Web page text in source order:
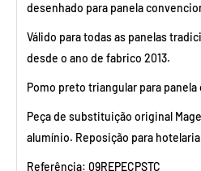
desenhado para panela
Válido para todas as panelas
desde o ano de fabrico 2013.
Pomo preto triangular para
Peça de substituição original
alumínio. Reposição para
Referência: 09REPECPSTC